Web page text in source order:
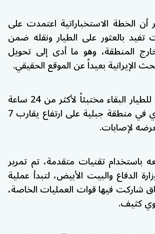
أن الخطة الاستخباراتية اعتمدت على
بالعثور على الطيار ونقله ضمن
المنطقة، وهو ما أدى إلى تحويل
الإيرانية بعيداً عن الموقع الحقيقي.
هذا التكتيك أتاح للطيار البقاء مختبئاً لأكثر من 24 ساعة
داخل شق صخري في منطقة جبلية على ارتفاع يقارب 7
لإصابات.
باستخدام تقنيات متقدمة، تم تمرير
الدفاع والبيت الأبيض، لتبدأ عملية
شاركت فيها قوات العمليات الخاصة،
كثيف.